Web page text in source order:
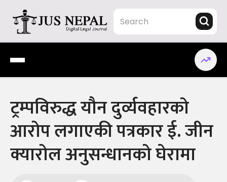
content
Jus Nepal | www.jusnepal.com
Digital Legal Journal
ट्रम्पविरुद्ध यौन दुर्व्यवहारको
आरोप लगाएकी पत्रकार ई. जीन
क्यारोल अनुसन्धानको घेरामा